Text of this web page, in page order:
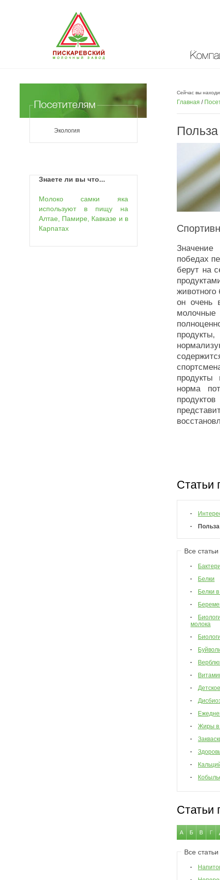
Экология
Знаете ли вы что...
Молоко самки яка
используют в пищу на
Алтае, Памире, Кавказе и в
Карпатах
Сейчас вы
Главная /
Значение
победах
берут на
животного
он очень
молочные
продукты
норма
Статьи
Все
Белки
Белки
молока
Жиры в
Статьи
А Б В Г
Все